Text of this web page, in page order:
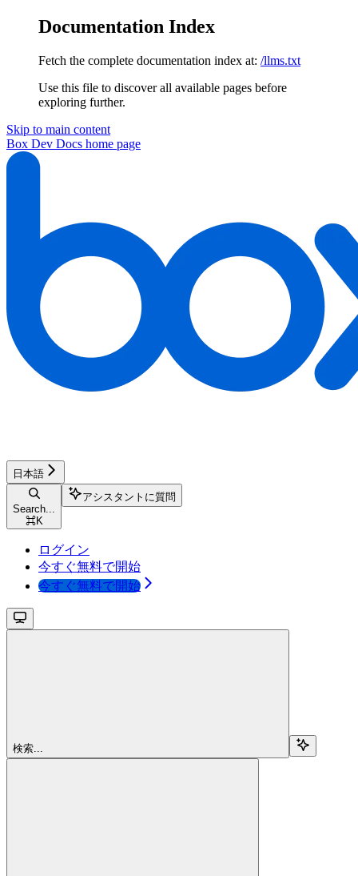
Documentation Index
Fetch the complete documentation index at: /llms.txt
Use this file to discover all available pages before
exploring further.
Skip to main content
Box Dev Docs home page
日本語
Search...
⌘K
アシスタントに質問
ログイン
今すぐ無料で開始
今すぐ無料で開始
検索...